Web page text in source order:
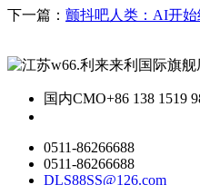
下一篇： 颤抖吧人类：AI开始
国内CMO+86 138 1519
0511-86266688
0511-86266688
DLS88SS@126.com